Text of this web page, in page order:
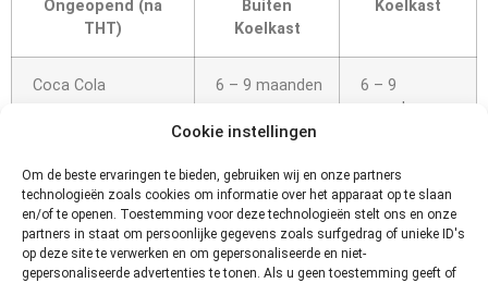
Cookie instellingen
Om de beste ervaringen te bieden, gebruiken wij en onze partners
technologieën zoals cookies om informatie over het apparaat op te slaan
en/of te openen. Toestemming voor deze technologieën stelt ons en onze
partners in staat om persoonlijke gegevens zoals surfgedrag of unieke ID's
op deze site te verwerken en om gepersonaliseerde en niet-
gepersonaliseerde advertenties te tonen. Als u geen toestemming geeft of
Ongeopend (na
THT)
Buiten
Koelkast
Koelkast
Coca Cola 6 – 9 maanden
6 – 9
maanden
Pepsi Cola 6 – 9 maanden
maanden
Geopend
Buiten
Koelkast
Koelkast